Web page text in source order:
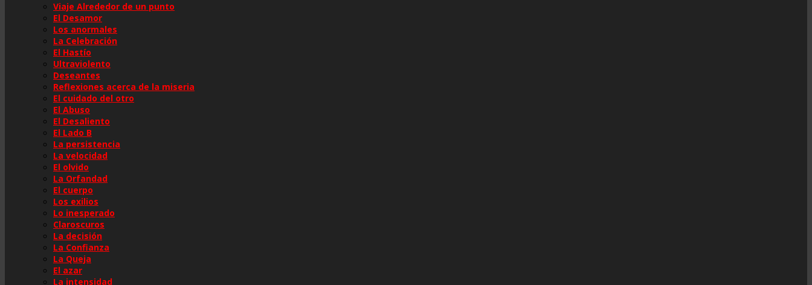
Viaje Alrededor de un punto
El Desamor
Los anormales
La Celebración
El Hastío
Ultraviolento
Deseantes
Reflexiones acerca de la miseria
El cuidado del otro
El Abuso
El Desaliento
El Lado B
La persistencia
La velocidad
El olvido
La Orfandad
El cuerpo
Los exilios
Lo inesperado
Claroscuros
La decisión
La Confianza
La Queja
El azar
La intensidad